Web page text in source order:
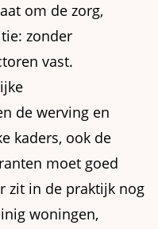
om de zorg,
zonder
vast.
de werving en
kaders, ook de
moet goed
zit in de praktijk nog
woningen,